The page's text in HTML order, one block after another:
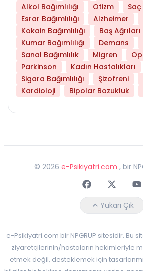
Alkol Bağımlılığı
Otizm
Esrar Bağımlılığı
Alzheimer
Kokain Bağımlılığı
Baş Ağrıları
Kumar Bağımlılığı
Demans
Sanal Bağımlılık
Migren
Parkinson
Kadın Hastalıkları
Sigara Bağımlılığı
Şizofreni
Kardioloji
Bipolar Bozukluk
© 2026 e-Psikiyatri.com , bir
FaceebokTwitter
Yukarı Çık
e-Psikiyatri.com bir NPGRUP sitesidir. Bu
ziyaretçilerinin/hastaların hekimleriyle
etmek değil, desteklemek için